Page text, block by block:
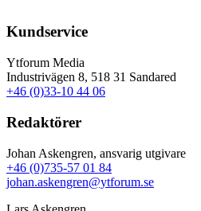
Kundservice
Ytforum Media
Industrivägen 8, 518 31 Sandared
+46 (0)33-10 44 06
Redaktörer
Johan Askengren, ansvarig utgivare
+46 (0)735-57 01 84
johan.askengren@ytforum.se